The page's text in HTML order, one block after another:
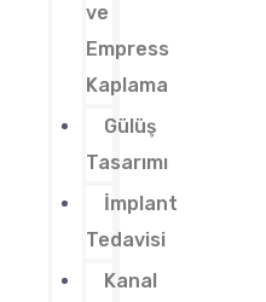
ve
Empress
Kaplama
Gülüş
Tasarımı
İmplant
Tedavisi
Kanal